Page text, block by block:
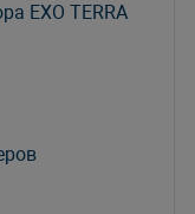
EXO TERRA